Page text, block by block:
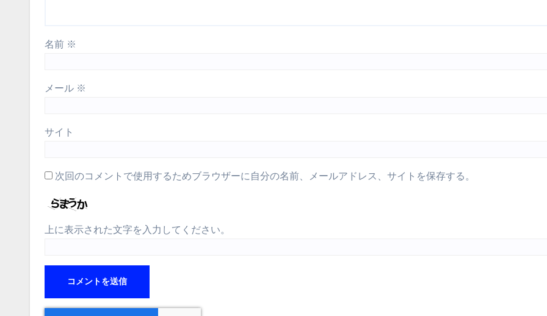
名前 ※
メール ※
サイト
次回のコメントで使用するためブラウザーに自分の名前、メールアドレス、サイトを保存する。
上に表示された文字を入力してください。